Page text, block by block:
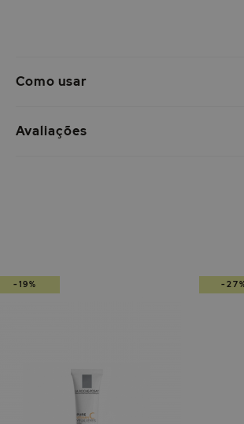
Como usar
Avaliações
-19% -